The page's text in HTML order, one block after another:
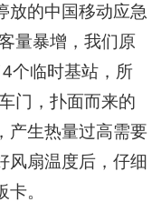
放的中国移动应急
量暴增，我们原
个临时基站，所
门，扑面而来的
产生热量过高需要
风扇温度后，仔细
。